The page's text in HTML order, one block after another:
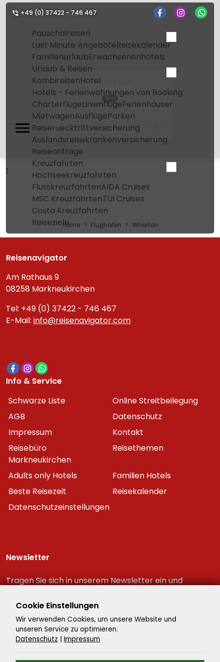
+49 (0) 37422 - 746 467
Pauschalreisen
Last Minute AngeboteReisekalender
FamilienurlaubErwachsenenhotels
Urlaub & Reisen
KombireisenHotel
Hotels - Ferienwohnungen von Booking
CharterflügeLinienflügeFerienhäuser
MietwagenAusflügeParken
Reiseruecktrittversicherung
Auslandsreisekrankenversicherung
Reiseanfrage
Kreuzfahrten
Hochseekreuzfahrten
FlusskreuzfahrtenAIDA Cruises
MSC KreuzfahrtenTUI Cruises
Costa Kreuzfahrten
Reiseziele
Wharton
WHT
Home Flughafen Wharton
1
Home Flughafen Wharton
Reisenavigator
Am Rathaus 9
08258 Markneukirchen
Tel: +49 (0) 37422 - 746 467
E-Mail: info@reisenavigator.com
Info & Service
Schwarze Liste
Online Streitbeilegung
AGB
Datenschutz
Impressum
Kontakt
Reisebüro
Markneukirchen
Reisethemen
Adults only Hotels
Familien Hotels
Beste Reisezeit
Reisekalender
Datenschutzeinstellungen
Newsletter
Tragen Sie sich in unserem Newsletter ein und
Reiseschnäppchen!
Cookie Einstellungen
Wir verwenden Cookies, um unsere Website und
unseren Service zu optimieren.
Datenschutz | Impressum